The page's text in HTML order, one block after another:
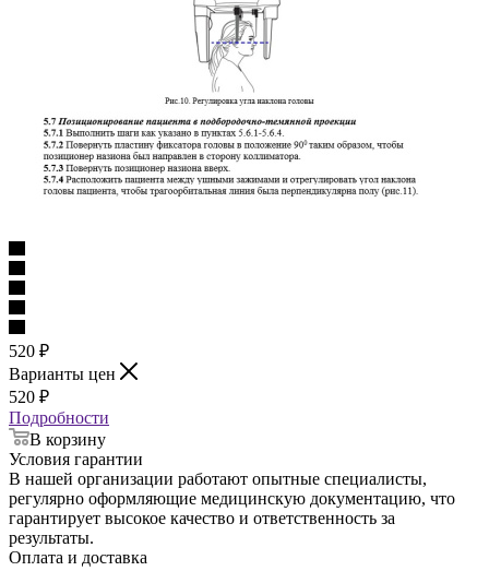
520 ₽
Варианты цен
520 ₽
Подробности
В корзину
Условия гарантии
В нашей организации работают опытные специалисты,
регулярно оформляющие медицинскую документацию, что
гарантирует высокое качество и ответственность за
результаты.
Оплата и доставка